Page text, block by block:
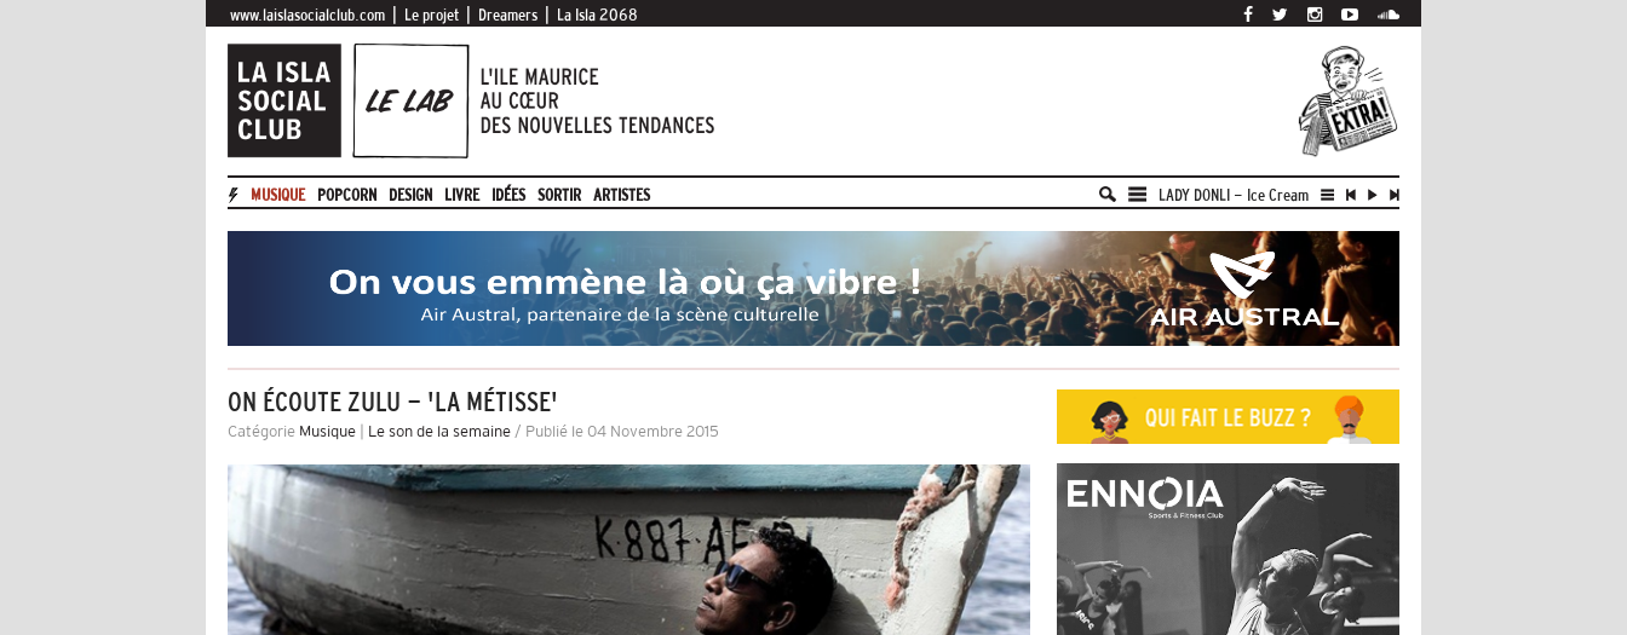
www.laislasocialclub.com Le projet Dreamers La Isla 2068
MUSIQUE POPCORN DESIGN LIVRE IDÉES SORTIR ARTISTES LADY DONLI - Ice Cream
ON ÉCOUTE ZULU - 'LA MÉTISSE'
Catégorie Musique Le son de la semaine / Publié le 04 Novembre 2015